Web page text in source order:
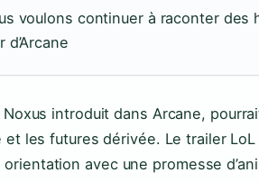
voulons continuer à raconter des
introduit dans Arcane,
les futures dérivée. Le trailer
avec une promesse